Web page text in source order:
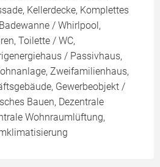
Kellerdecke, Komplettes
/ Whirlpool,
Toilette / WC,
/ Passivhaus,
Zweifamilienhaus,
Gewerbeobjekt /
Bauen, Dezentrale
Wohnraumlüftung,